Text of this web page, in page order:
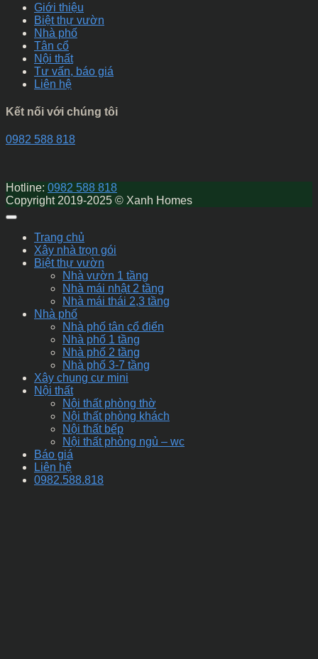
Giới thiệu
Biệt thự vườn
Nhà phố
Tân cổ
Nội thất
Tư vấn, báo giá
Liên hệ
Kết nối với chúng tôi
0982 588 818
Hotline: 0982 588 818
Copyright 2019-2025 © Xanh Homes
Trang chủ
Xây nhà trọn gói
Biệt thự vườn
Nhà vườn 1 tầng
Nhà mái nhật 2 tầng
Nhà mái thái 2,3 tầng
Nhà phố
Nhà phố tân cổ điển
Nhà phố 1 tầng
Nhà phố 2 tầng
Nhà phố 3-7 tầng
Xây chung cư mini
Nội thất
Nội thất phòng thờ
Nội thất phòng khách
Nội thất bếp
Nội thất phòng ngủ – wc
Báo giá
Liên hệ
0982.588.818